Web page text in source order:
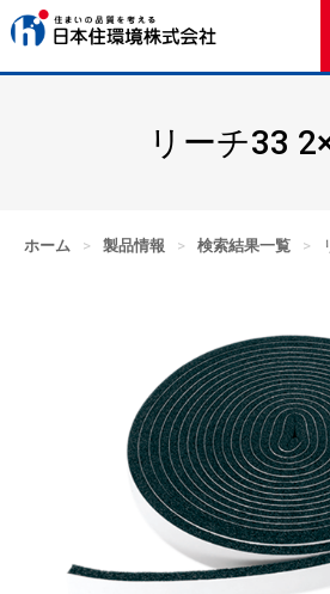
リーチ33
ホーム > 製品情報 > 検索結果一覧 >